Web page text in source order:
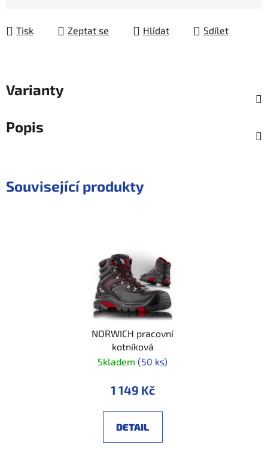
Tisk Zeptat se Hlídat Sdílet
Varianty
Popis
Související produkty
NORWICH pracovní
kotníková
Skladem (50 ks)
1 149 Kč
DETAIL